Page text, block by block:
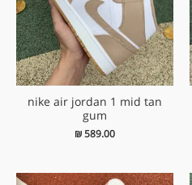
nike air jordan 1 mid tan
gum
₪589.00